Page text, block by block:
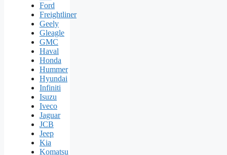
Ford
Freightliner
Geely
Gleagle
GMC
Haval
Honda
Hummer
Hyundai
Infiniti
Isuzu
Iveco
Jaguar
JCB
Jeep
Kia
Komatsu